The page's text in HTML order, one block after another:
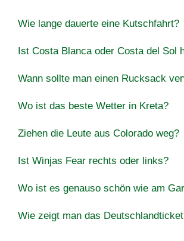
Wie lange dauerte eine Kutschfahrt?
Ist Costa Blanca oder Costa del Sol
Wann sollte man einen Rucksack
Wo ist das beste Wetter in Kreta?
Ziehen die Leute aus Colorado weg?
Ist Winjas Fear rechts oder links?
Wo ist es genauso schön wie am
Wie zeigt man das